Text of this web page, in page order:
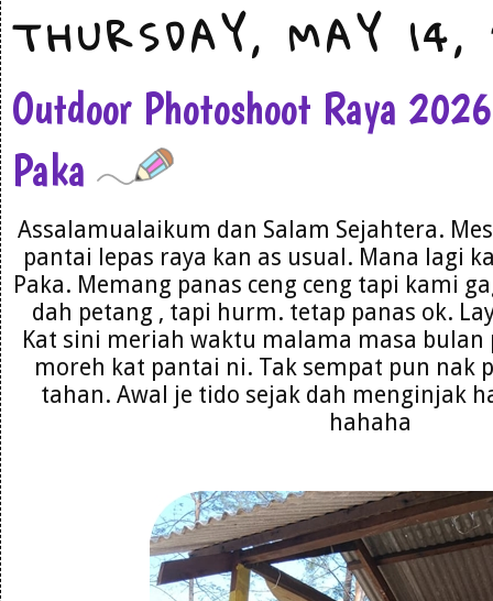
THURSDAY, MAY
Outdoor Photoshoot Raya
Paka
Assalamualaikum dan Salam Sejahtera.
pantai lepas raya kan as usual. Mana lagi
Paka. Memang panas ceng ceng tapi kami
dah petang , tapi hurm. tetap panas ok.
Kat sini meriah waktu malama masa bulan
moreh kat pantai ni. Tak sempat pun nak
tahan. Awal je tido sejak dah menginjak
hahaha